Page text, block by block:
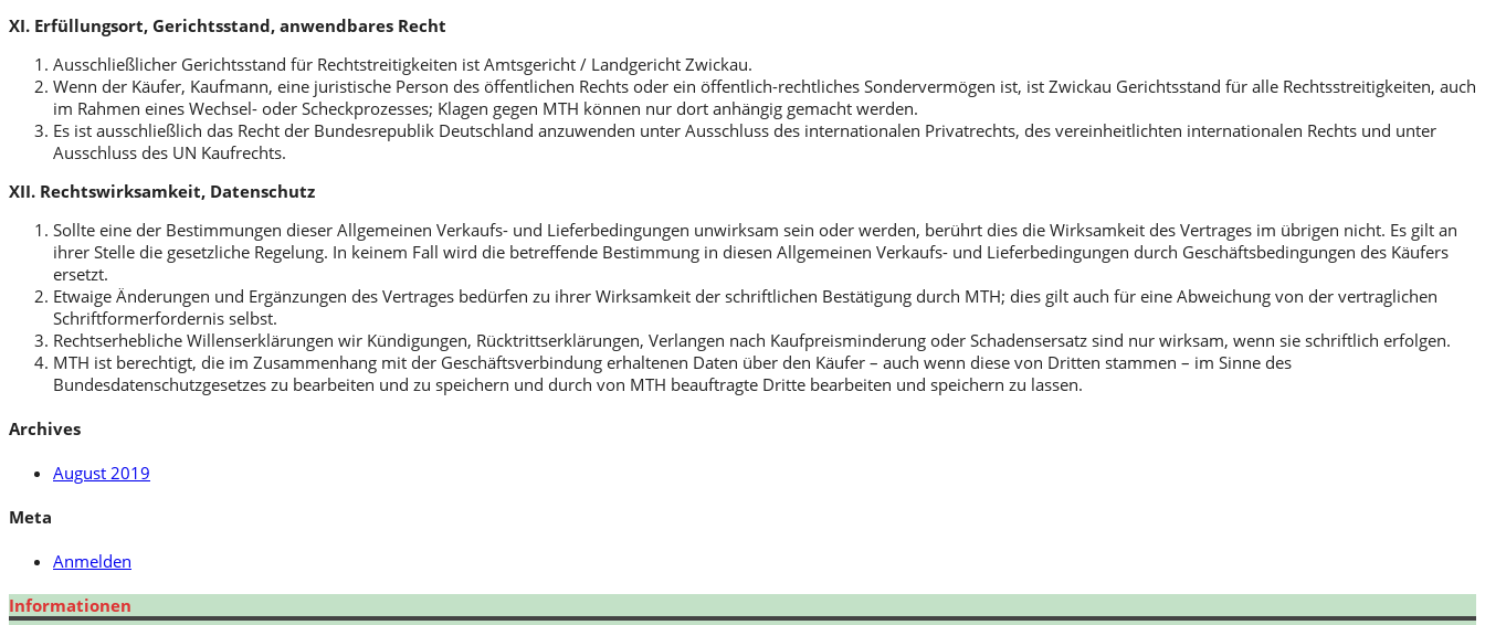
XI. Erfüllungsort, Gerichtsstand, anwendbares Recht
Ausschließlicher Gerichtsstand für Rechtstreitigkeiten ist Amtsgericht / Landgericht Zwickau.
Wenn der Käufer, Kaufmann, eine juristische Person des öffentlichen Rechts oder ein öffentlich-rechtliches Sondervermögen ist, ist Zwickau Gerichtsstand für alle Rechtsstreitigkeiten, auch
im Rahmen eines Wechsel- oder Scheckprozesses; Klagen gegen MTH können nur dort anhängig gemacht werden.
Es ist ausschließlich das Recht der Bundesrepublik Deutschland anzuwenden unter Ausschluss des internationalen Privatrechts, des vereinheitlichten internationalen Rechts und unter
Ausschluss des UN Kaufrechts.
XII. Rechtswirksamkeit, Datenschutz
Sollte eine der Bestimmungen dieser Allgemeinen Verkaufs- und Lieferbedingungen unwirksam sein oder werden, berührt dies die Wirksamkeit des Vertrages im übrigen nicht. Es gilt an
ihrer Stelle die gesetzliche Regelung. In keinem Fall wird die betreffende Bestimmung in diesen Allgemeinen Verkaufs- und Lieferbedingungen durch Geschäftsbedingungen des Käufers
ersetzt.
Etwaige Änderungen und Ergänzungen des Vertrages bedürfen zu ihrer Wirksamkeit der schriftlichen Bestätigung durch MTH; dies gilt auch für eine Abweichung von der vertraglichen
Schriftformerfordernis selbst.
Rechtserhebliche Willenserklärungen wir Kündigungen, Rücktrittserklärungen, Verlangen nach Kaufpreisminderung oder Schadensersatz sind nur wirksam, wenn sie schriftlich erfolgen.
MTH ist berechtigt, die im Zusammenhang mit der Geschäftsverbindung erhaltenen Daten über den Käufer – auch wenn diese von Dritten stammen – im Sinne des
Bundesdatenschutzgesetzes zu bearbeiten und zu speichern und durch von MTH beauftragte Dritte bearbeiten und speichern zu lassen.
Archives
August 2019
Meta
Anmelden
Informationen